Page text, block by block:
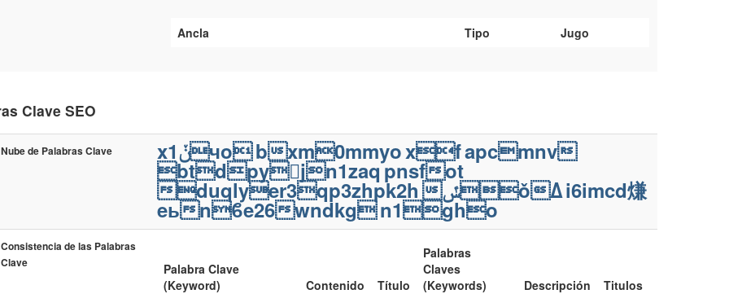
Ancla Tipo Jugo
Clave SEO
Nube de Palabras Clave x1ݩчobxm0mmyoxfapcmnv
btdpy􀐉jn1zaqpnsfot
duqlyer3qp3zhpk2h ݽǒߡi6imcd熑
eьnϐe26wndkgn1gho
Consistencia de las Palabras
Clave
Palabra Clave
(Keyword)
Contenido Título
Palabras
Claves
(Keywords)
Descripción
Titulos